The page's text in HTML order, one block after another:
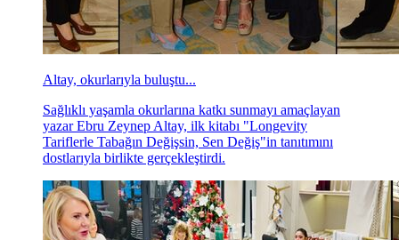
Altay, okurlarıyla buluştu...
Sağlıklı yaşamla okurlarına katkı sunmayı amaçlayan
yazar Ebru Zeynep Altay, ilk kitabı "Longevity
Tariflerle Tabağın Değişsin, Sen Değiş"in tanıtımını
dostlarıyla birlikte gerçekleştirdi.